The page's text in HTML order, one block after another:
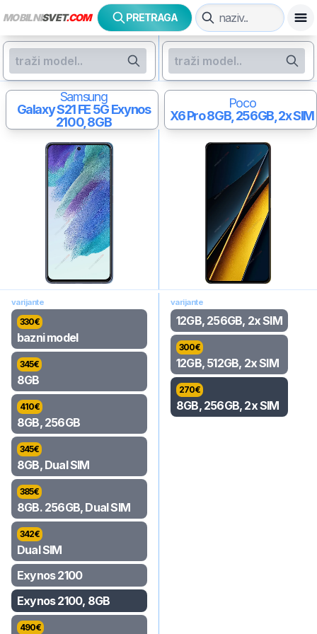
MOBILNISVET.COM PRETRAGA
Samsung
Galaxy S21 FE 5GExynos
2100, 8GB
Poco
X6 Pro8GB, 256GB, 2x SIM
varijante
330€
bazni model
345€
8GB
410€
8GB, 256GB
345€
8GB, Dual SIM
385€
8GB. 256GB, Dual SIM
342€
Dual SIM
Exynos 2100
Exynos 2100, 8GB
490€
varijante
12GB, 256GB, 2x SIM
300€
12GB, 512GB, 2x SIM
270€
8GB, 256GB, 2x SIM